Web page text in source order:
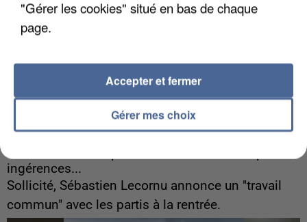
6 août 2026
Gabriel Attal et Raphaël Glucksmann visés par des
ingérences...
Sollicité, Sébastien Lecornu annonce un "travail
commun" avec les partis à la rentrée.
"Gérer les cookies" situé en bas de chaque
page.
Gérer mes choix
Accepter et fermer